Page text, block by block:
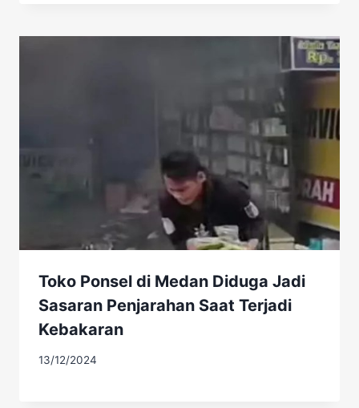
Toko Ponsel di Medan Diduga Jadi
Sasaran Penjarahan Saat Terjadi
Kebakaran
13/12/2024